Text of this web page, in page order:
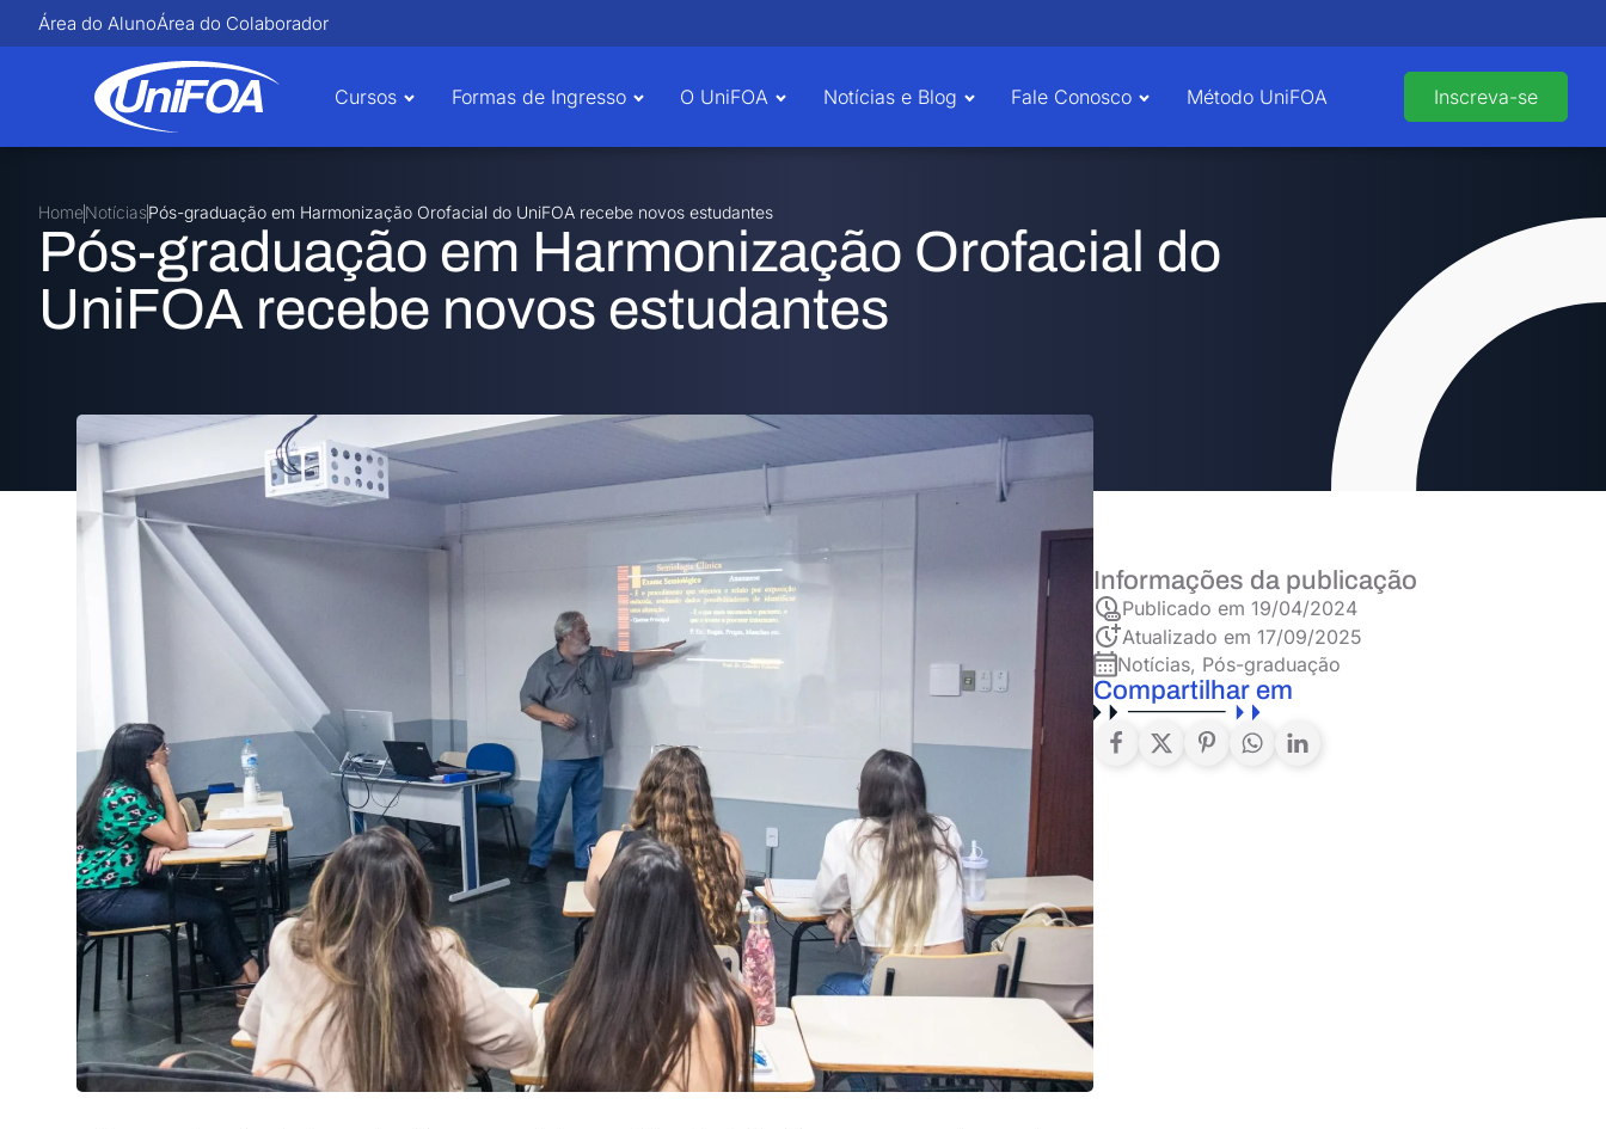
Área do AlunoÁrea do Colaborador
Cursos Formas de Ingresso O UniFOA Notícias e Blog Fale Conosco Método UniFOA Inscreva-se
HomeNotíciasPós-graduação em Harmonização Orofacial do UniFOA recebe novos estudantes
Pós-graduação em Harmonização Orofacial do
UniFOA recebe novos estudantes
Informações da publicação
Publicado em19/04/2024
Atualizado em 17/09/2025
Notícias, Pós-graduação
Compartilhar em